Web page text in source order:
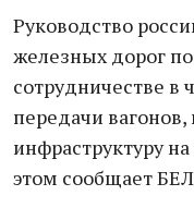
Руководство
железных дорог
сотрудничестве в
передачи вагонов,
инфраструктуру
этом сообщает